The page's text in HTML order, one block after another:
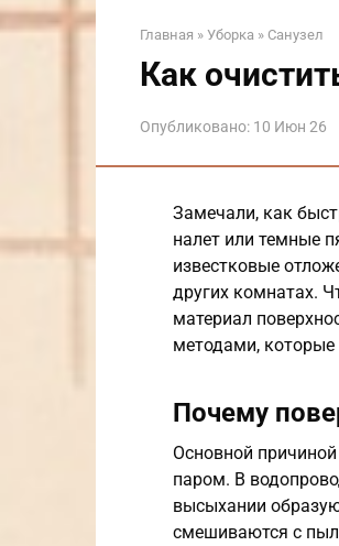
Главная » Уборка » Санузел
Как
Опубликовано: 10 Июн 26
Замечали, как
налет или темные
известковые
других комнатах.
материал
методами, которые
Почему
Основной
паром. В
высыхании
смешиваются с